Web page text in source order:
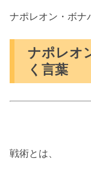
ナポレオン・ボナ
ナポレオ
く言葉
戦術とは、